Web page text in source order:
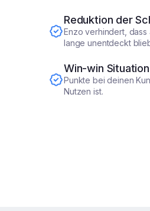
Reduktion der
Enzo verhindert,
lange unentdeckt
Win-win Situation
Punkte bei deinen
Nutzen ist.